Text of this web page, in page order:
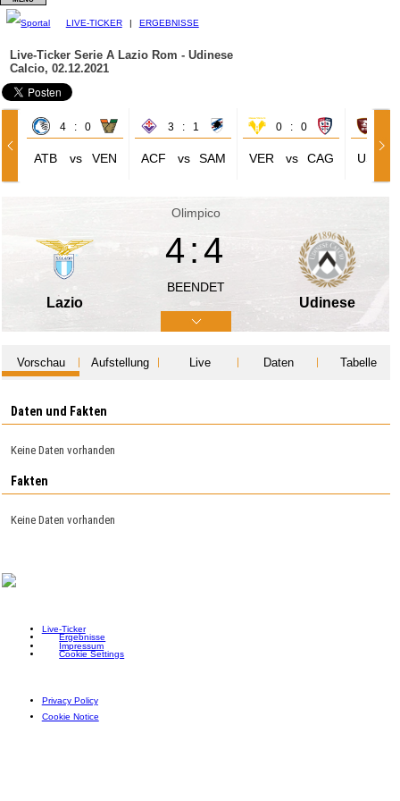
LIVE-TICKER | ERGEBNISSE
Live-Ticker Serie A Lazio Rom - Udinese
Calcio, 02.12.2021
4 : 0
ATB vs VEN
3 : 1
ACF vs SAM
0 : 0
VER vs CAG USS
Olimpico
Lazio
4:4
BEENDET
Udinese
Vorschau Aufstellung Live Daten Tabelle
Daten und Fakten
Keine Daten vorhanden
Fakten
Keine Daten vorhanden
Live-Ticker
Ergebnisse
Impressum
Cookie Settings
Privacy Policy
Cookie Notice